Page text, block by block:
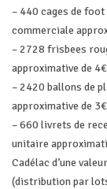
– 440 cages de
commerciale
– 2728 frisbees
approximative de 4€
– 2420 ballons de
approximative de 3€
– 660 livrets de
unitaire
Cadélac d’une
(distribution par